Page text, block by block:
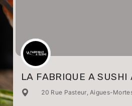
LA FABRIQUE A SUSHI
MORTES20 Rue Pasteur, Aigues-